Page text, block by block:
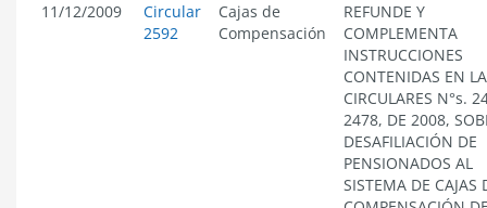
11/12/2009
Circular
2592
Cajas de
Compensación
REFUNDE Y
COMPLEMENTA
INSTRUCCIONES
CONTENIDAS EN
CIRCULARES N°s.
2478, DE 2008,
DESAFILIACIÓN DE
PENSIONADOS AL
SISTEMA DE CAJAS